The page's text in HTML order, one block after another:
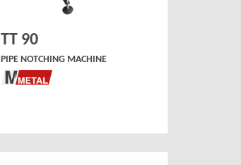
TT 90
PIPE NOTCHING MACHINE